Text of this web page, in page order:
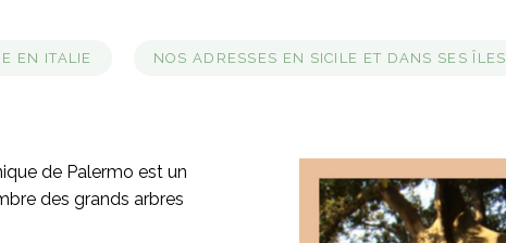
EN ITALIE NOS ADRESSES EN SICILE ET DANS SES ÎLES
de Palermo est un
des grands arbres